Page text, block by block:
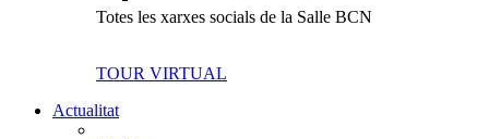
Totes les xarxes socials de la Salle BCN
TOUR VIRTUAL
Actualitat